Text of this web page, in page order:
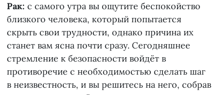
Рак: с самого утра вы ощутите беспокойство
близкого человека, который попытается
скрыть свои трудности, однако причина их
станет вам ясна почти сразу. Сегодняшнее
стремление к безопасности войдёт в
противоречие с необходимостью сделать шаг
в неизвестность, и вы решитесь на него, собрав